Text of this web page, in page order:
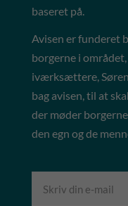
baseret på.
Avisen er funderet
borgerne i
iværksættere,
bag avisen, til at
der møder
den egn og de